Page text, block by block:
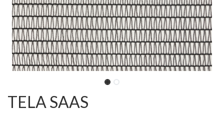
TELA SAAS